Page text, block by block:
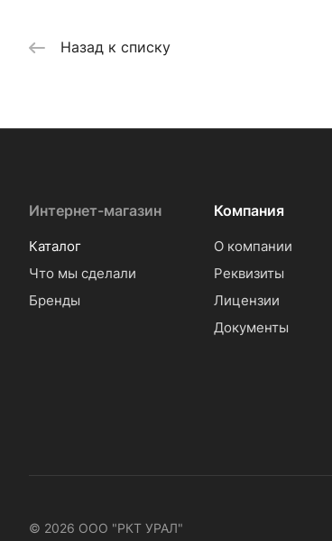
Назад к списку
Интернет-магазин
Каталог
Что мы сделали
Бренды
Компания
О компании
Реквизиты
Лицензии
Документы
© 2026 ООО "РКТ УРАЛ"